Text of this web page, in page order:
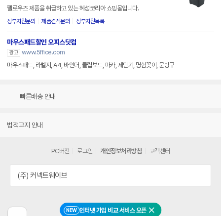
NEW 인터넷 가입 비교 서비스 오픈 닫기
펠로우즈 제품을 취급하고 있는 혜성코리아 쇼핑몰입니다.
정부지원문의 제품견적문의 정부지원목록
마우스패드할인 오피스닷컴
광고 www.5ffice.com
마우스패드, 라벨지, A4, 바인더, 클립보드, 마카, 제단기, 명함꽂이, 문방구
빠른배송 안내
법적고지 안내
PC버전 로그인 개인정보처리방침 고객센터
(주) 커넥트웨이브